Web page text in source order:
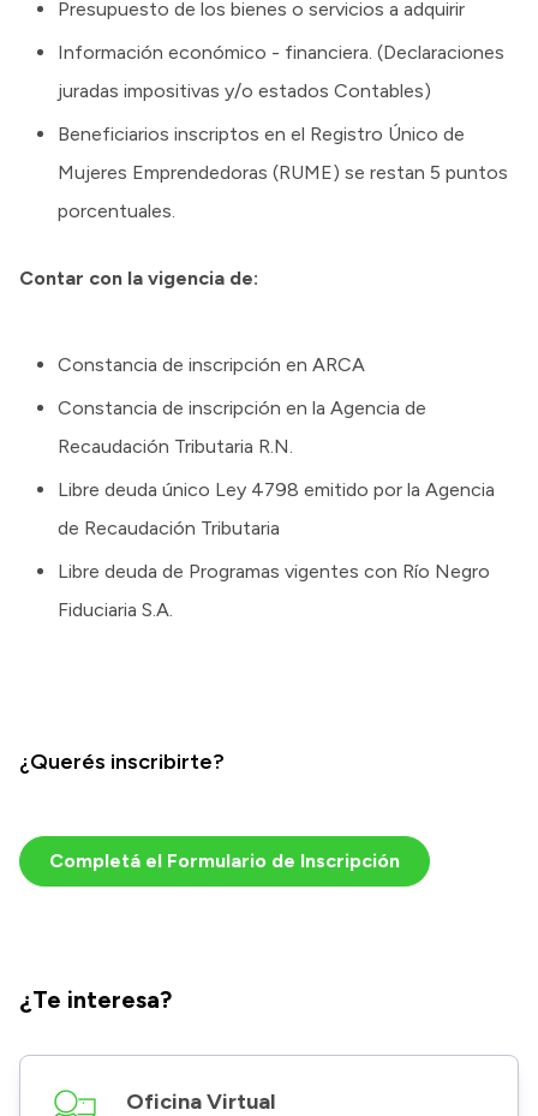
Presupuesto de los bienes o servicios a adquirir
Información económico - financiera. (Declaraciones
juradas impositivas y/o estados Contables)
Beneficiarios inscriptos en el Registro Único de
Mujeres Emprendedoras (RUME) se restan 5 puntos
porcentuales.
Contar con la vigencia de:
Constancia de inscripción en ARCA
Constancia de inscripción en la Agencia de
Recaudación Tributaria R.N.
Libre deuda único Ley 4798 emitido por la Agencia
de Recaudación Tributaria
Libre deuda de Programas vigentes con Río Negro
Fiduciaria S.A.
¿Querés inscribirte?
Completá el Formulario de Inscripción
¿Te interesa?
Oficina Virtual